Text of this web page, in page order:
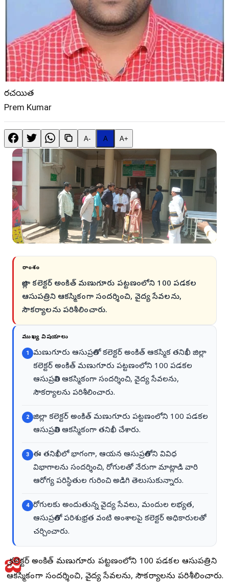
రచయిత
Prem Kumar
A- A A+
సారాంశం
జిల్లా కలెక్టర్ అంకిత్ మణుగూరు పట్టణంలోని 100 పడకల
ఆసుపత్రిని ఆకస్మికంగా సందర్శించి, వైద్య సేవలను,
సౌకర్యాలను పరిశీలించారు.
ముఖ్య విషయాలు
1
మణుగూరు ఆసుపత్రిలో కలెక్టర్ అంకిత్ ఆకస్మిక తనిఖీ జిల్లా
కలెక్టర్ అంకిత్ మణుగూరు పట్టణంలోని 100 పడకల
ఆసుపత్రిని ఆకస్మికంగా సందర్శించి, వైద్య సేవలను,
సౌకర్యాలను పరిశీలించారు.
2
జిల్లా కలెక్టర్ అంకిత్ మణుగూరు పట్టణంలోని 100 పడకల
ఆసుపత్రిని ఆకస్మికంగా తనిఖీ చేశారు.
3
ఈ తనిఖీలో భాగంగా, ఆయన ఆసుపత్రిలోని వివిధ
విభాగాలను సందర్శించి, రోగులతో నేరుగా మాట్లాడి వారి
ఆరోగ్య పరిస్థితుల గురించి అడిగి తెలుసుకున్నారు.
4
రోగులకు అందుతున్న వైద్య సేవలు, మందుల లభ్యత,
ఆసుపత్రిలో పరిశుభ్రత వంటి అంశాలపై కలెక్టర్ అధికారులతో
చర్చించారు.
ల్లా కలెక్టర్ అంకిత్ మణుగూరు పట్టణంలోని 100 పడకల ఆసుపత్రిని
ఆకస్మికంగా సందర్శించి, వైద్య సేవలను, సౌకర్యాలను పరిశీలించారు.